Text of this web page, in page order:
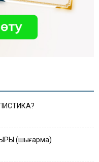
(шығарма)